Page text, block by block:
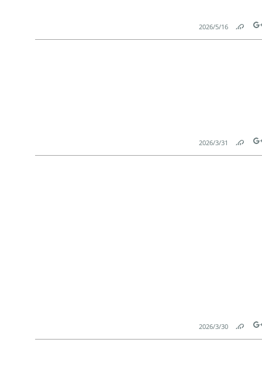
Link
16‏/5‏/2026
Link
31‏/3‏/2026
Link
30‏/3‏/2026